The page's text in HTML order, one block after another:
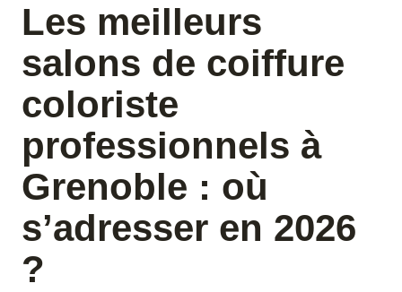
Les meilleurs
salons de coiffure
coloriste
professionnels à
Grenoble : où
s’adresser en 2026
?